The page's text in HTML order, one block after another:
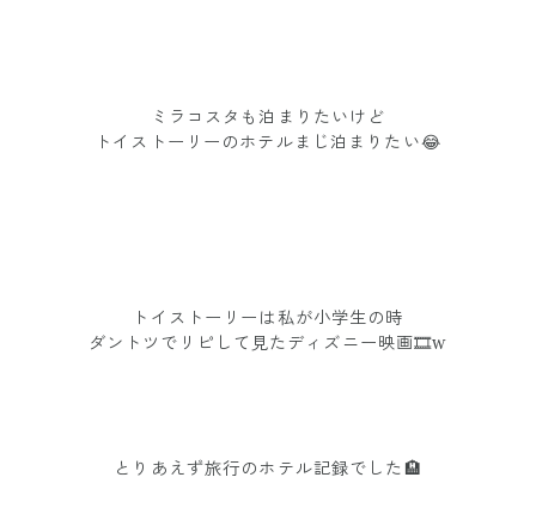
ミラコスタも泊まりたいけど
トイストーリーのホテルまじ泊まりたい😂
トイストーリーは私が小学生の時
ダントツでリピして見たディズニー映画🎞️w
とりあえず旅行のホテル記録でした🏨